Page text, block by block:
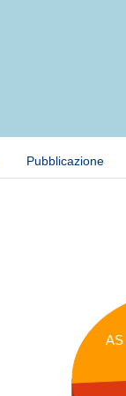
Pubblicazione
AS